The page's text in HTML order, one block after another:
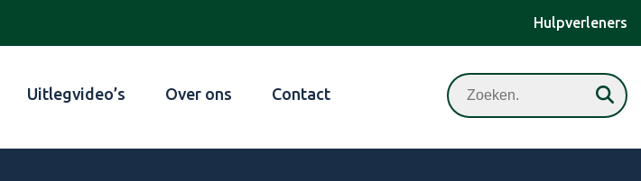
Hulpverleners
Uitlegvideo’s Over ons Contact Zoeken